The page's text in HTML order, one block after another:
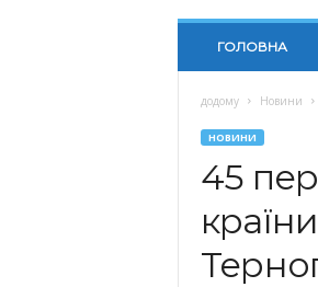
ГОЛОВНА
додому Новини
НОВИНИ
45